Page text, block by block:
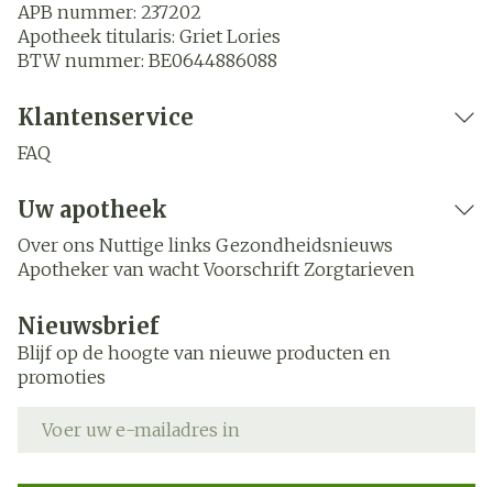
APB nummer: 237202
Apotheek titularis: Griet Lories
BTW nummer: BE0644886088
Klantenservice
FAQ
Uw apotheek
Over ons Nuttige links Gezondheidsnieuws
Apotheker van wacht Voorschrift Zorgtarieven
Nieuwsbrief
Blijf op de hoogte van nieuwe producten en
promoties